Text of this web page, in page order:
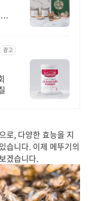
광고
로, 다양한 효능을 지
습니다. 이제 메뚜기의
겠습니다.